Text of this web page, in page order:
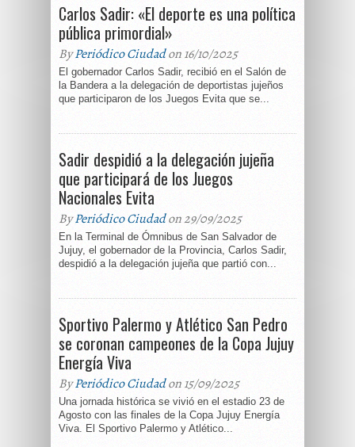
Carlos Sadir: «El deporte es una política
pública primordial»
ByPeriódico Ciudadon 16/10/2025
El gobernador Carlos Sadir, recibió en el Salón de
la Bandera a la delegación de deportistas jujeños
que participaron de los Juegos Evita que se...
Sadir despidió a la delegación jujeña
que participará de los Juegos
Nacionales Evita
ByPeriódico Ciudadon 29/09/2025
En la Terminal de Ómnibus de San Salvador de
Jujuy, el gobernador de la Provincia, Carlos Sadir,
despidió a la delegación jujeña que partió con...
Sportivo Palermo y Atlético San Pedro
se coronan campeones de la Copa Jujuy
Energía Viva
ByPeriódico Ciudadon 15/09/2025
Una jornada histórica se vivió en el estadio 23 de
Agosto con las finales de la Copa Jujuy Energía
Viva. El Sportivo Palermo y Atlético...